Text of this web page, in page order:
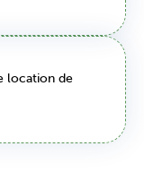
location de